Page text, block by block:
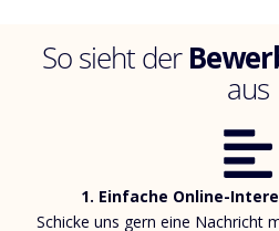
So sieht der
aus
1. Einfache Online-
Schicke uns gern eine Nachricht